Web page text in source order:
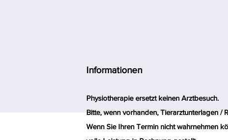
Informationen
Physiotherapie ersetzt keinen Arztbesuch.
Bitte, wenn vorhanden, Tierarztunterlagen /
Wenn Sie Ihren Termin nicht wahrnehmen